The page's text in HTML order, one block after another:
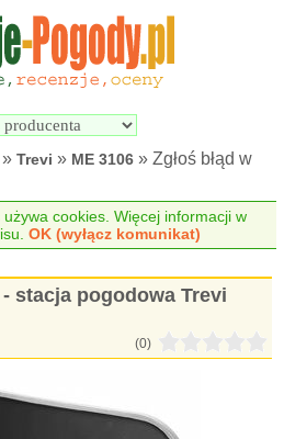
Wyszukiwarka
pogodowych
»Trevi » ME 3106 » Zgłoś błąd w
używa cookies. Więcej informacji w
OK (wyłącz komunikat)
- stacja pogodowa Trevi
(0)